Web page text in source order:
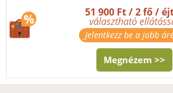
51 900 Ft / 2 fő /
választható
Jelentkezz be a jobb
Megnézem >>